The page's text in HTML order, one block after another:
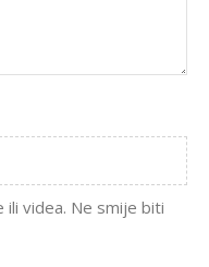
videa. Ne smije biti